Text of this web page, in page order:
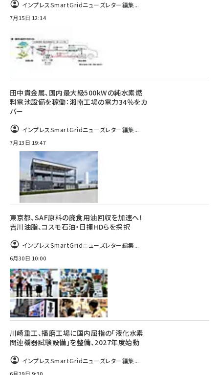
インプレスSmartGridニューズレター編集...
7月15日 12:14
田中貴金属、国内最大級500kWの純水素燃
料電池設備を稼働：湘南工場の電力34％をカ
バー
インプレスSmartGridニューズレター編集...
7月13日 19:47
東京都、SAF原料の廃食用油回収を加速へ！
吉川油脂、コスモ石油・日揮HDらを採択
インプレスSmartGridニューズレター編集...
6月30日 10:00
川崎重工、播磨工場に国内屈指の「液化水素
関連機器試験設備」を整備、2027年度始動
インプレスSmartGridニューズレター編集...